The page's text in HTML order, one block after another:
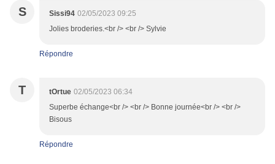
S Sissi94 02/05/2023 09:25
Jolies broderies.<br /> <br /> Sylvie
Répondre
T tOrtue 02/05/2023 06:34
Superbe échange<br /> <br /> Bonne journée<br /> <br />
Bisous
Répondre